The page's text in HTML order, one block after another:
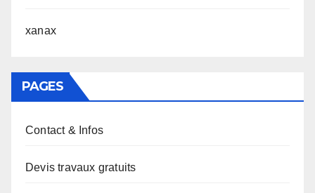
xanax
PAGES
Contact & Infos
Devis travaux gratuits